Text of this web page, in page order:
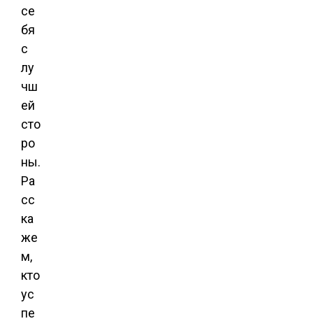
се
бя
с
лу
чш
ей
сто
ро
ны.
Ра
сс
ка
же
м,
кто
ус
пе